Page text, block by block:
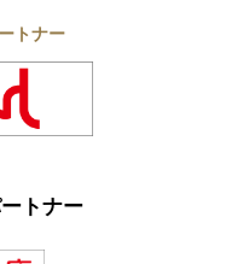
トナー
トナー